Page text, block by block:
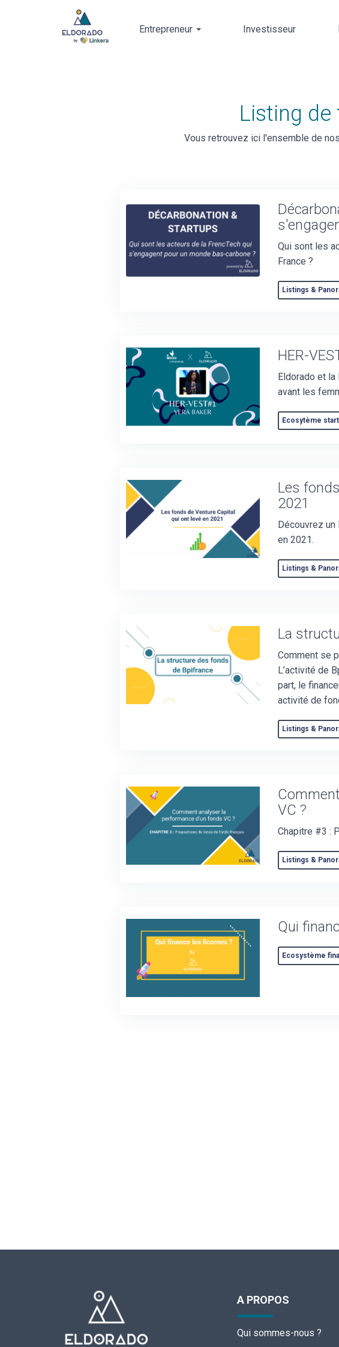
Entrepreneur Investisseur
Listing
Vous retrouvez ici l'ensemble de
Qui sont les
France ?
Listings &
HER-
Eldorado et la
avant les
Ecosytème
Les
2021
Découvrez
en 2021.
Listings &
La
Comment se
L’activité de
part, le
activité de
Listings &
VC ?
Chapitre #3 :
Listings &
Qui
Ecosystème
A PROPOS
Qui sommes-nous ?